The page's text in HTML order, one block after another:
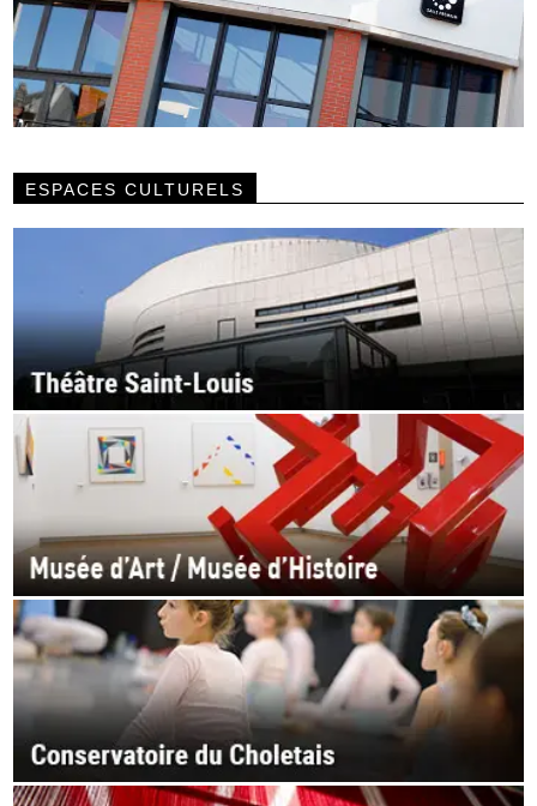
ESPACES CULTURELS